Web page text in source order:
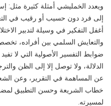
ويعدد الخمليشي أمثلة كثيرة مثل:
إلى فرد دون حسيب أو رقيب في
أغفل التفكير في وسيلة لتدبير
والتعايش السلمي بين أفراده،
ضوابط التفسير الأصولية التي لا
الدلالة، ولا توصل إلا إلى الظن
عن المساهمة في التقرير، وعن
خطاب الشريعة وحسن التطبيق
لمسيرته.